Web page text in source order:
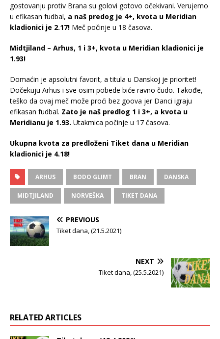
gostovanju protiv Brana su golovi gotovo očekivani. Verujemo
u efikasan fudbal, a naš predog je 4+, kvota u Meridian
kladionici je 2.17! Meč počinje u 18 časova.
Midtjiland – Arhus, 1 i 3+, kvota u Meridian kladionici je
1.93!
Domaćin je apsolutni favorit, a titula u Danskoj je prioritet!
Dočekuju Arhus i sve osim pobede biće ravno čudo. Takođe,
teško da ovaj meč može proći bez goova jer Danci igraju
efikasan fudbal. Zato je naš predlog 1 i 3+, a kvota u
Meridianu je 1.93. Utakmica počinje u 17 časova.
Ukupna kvota za predloženi Tiket dana u Meridian
kladionici je 4.18!
ARHUS BODO GLIMT BRAN DANSKA
MIDTJILAND NORVEŠKA TIKET DANA
PREVIOUS
Tiket dana, (21.5.2021)
NEXT
Tiket dana, (25.5.2021)
RELATED ARTICLES